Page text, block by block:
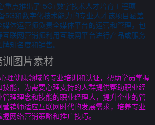
重点推出了“5G+数字技术人才培育工程项
5G和数字化技术能力的专业人才该项目涵盖
体运营师负责全媒体平台的运营和管理，包
联网营销师利用互联网平台进行产品或服务
知名度和销售。
图片素材
理健康领域的专业培训和认证，帮助学员掌握
能，为需要心理支持的人群提供帮助职业经
理理念和技能的职业经理人，提升企业的管
销师适应互联网时代的发展需求，培养专业
网络营销策略和推广技巧。